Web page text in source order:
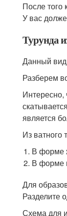
После того
У вас
Турунда
Данный вид
Разберем
Интересно,
является
Из ватного
В форме
В форме
Для
Разделите
Схема для